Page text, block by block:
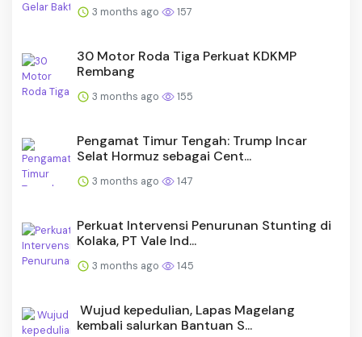
3 months ago 157
30 Motor Roda Tiga Perkuat KDKMP
Rembang
3 months ago 155
Pengamat Timur Tengah: Trump Incar
Selat Hormuz sebagai Cent...
3 months ago 147
Perkuat Intervensi Penurunan Stunting di
Kolaka, PT Vale Ind...
3 months ago 145
Wujud kepedulian, Lapas Magelang
kembali salurkan Bantuan S...